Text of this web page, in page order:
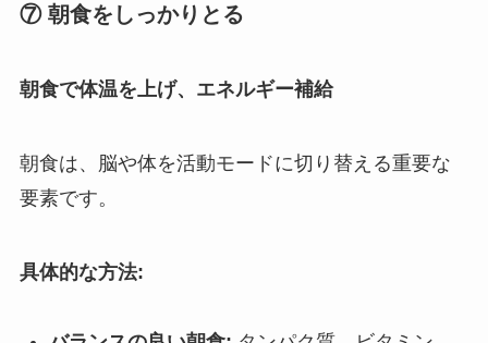
⑦ 朝食をしっかりとる
朝食で体温を上げ、エネルギー補給
朝食は、脳や体を活動モードに切り替える重要な
要素です。
具体的な方法: